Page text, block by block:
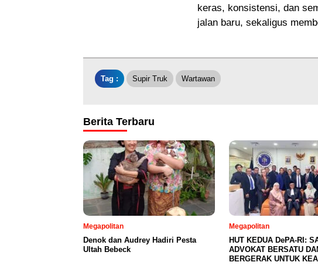
keras, konsistensi, dan
jalan baru, sekaligus
Tag : Supir Truk Wartawan
Berita Terbaru
Megapolitan
Denok dan Audrey Hadiri Pesta
Ultah Bebeck
Megapolitan
HUT KEDUA DePA-RI:
ADVOKAT BERSATU
BERGERAK UNTUK